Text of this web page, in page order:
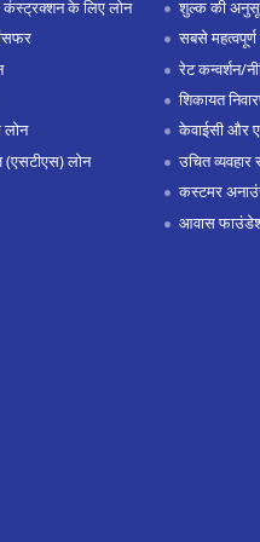
के लिए लोन
(एसटीएस) लोन
शुल्क की
सबसे महत्वपूर्ण
रेट कन्वर्शन/
शिकायत
केवाईसी और
उचित व्यवहार
कस्टमर
आवास